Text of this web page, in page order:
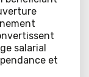
salarial
et